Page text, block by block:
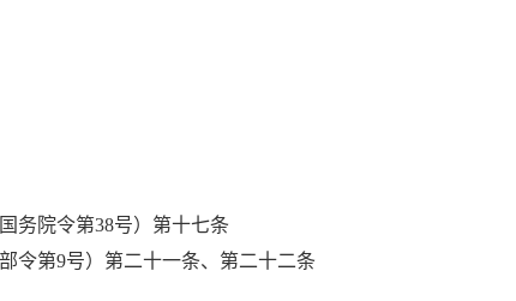
务院令第38号）第十七条
令第9号）第二十一条、第二十二条